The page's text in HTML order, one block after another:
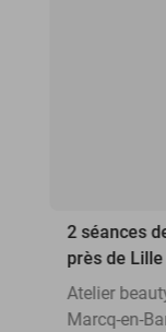
2 séances
près de Lille
Atelier
Marcq-en-